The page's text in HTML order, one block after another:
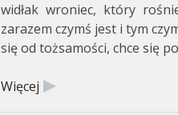
widłak wroniec, który
zarazem czymś jest i tym
się od tożsamości, chce się
Więcej